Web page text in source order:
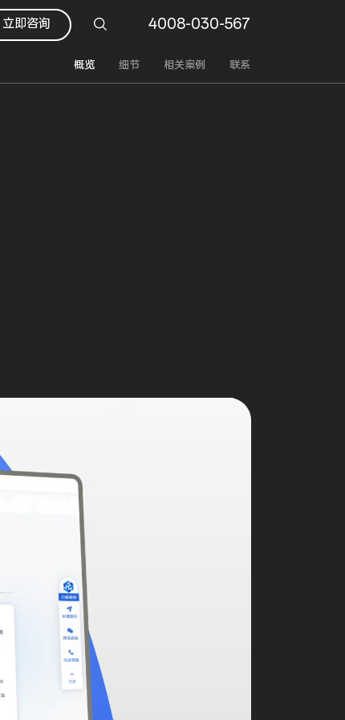
立即咨询 4008-030-567
概览 细节 相关案例 联系